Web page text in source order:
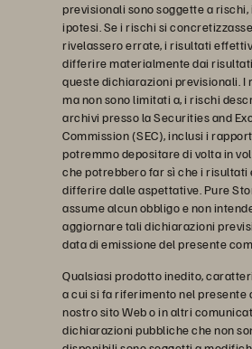
previsionali sono soggette a
ipotesi. Se i rischi si
rivelassero errate, i risultati
differire materialmente dai
queste dichiarazioni previsionali. I
ma non sono limitati a, i rischi
archivi presso la Securities and
Commission (SEC), inclusi i
potremmo depositare di volta in
che potrebbero far sì che i risultati
differire dalle aspettative. Pure
assume alcun obbligo e non
aggiornare tali dichiarazioni
data di emissione del presente
Qualsiasi prodotto inedito,
a cui si fa riferimento nel presente
nostro sito Web o in altri
dichiarazioni pubbliche che non